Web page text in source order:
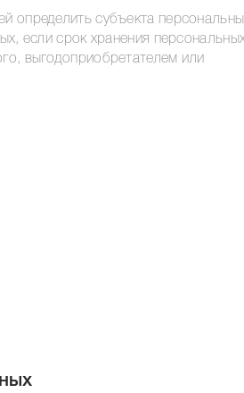
определить субъекта
если срок хранения
выгодоприобретателем или